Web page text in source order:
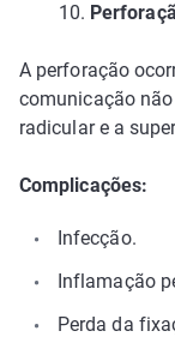
10.
A perforação
comunicação
radicular e a
Complicações:
Infecção.
Inflamação
Perda da